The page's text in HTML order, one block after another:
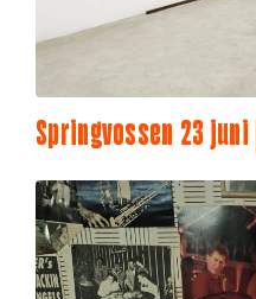
Springvossen 23